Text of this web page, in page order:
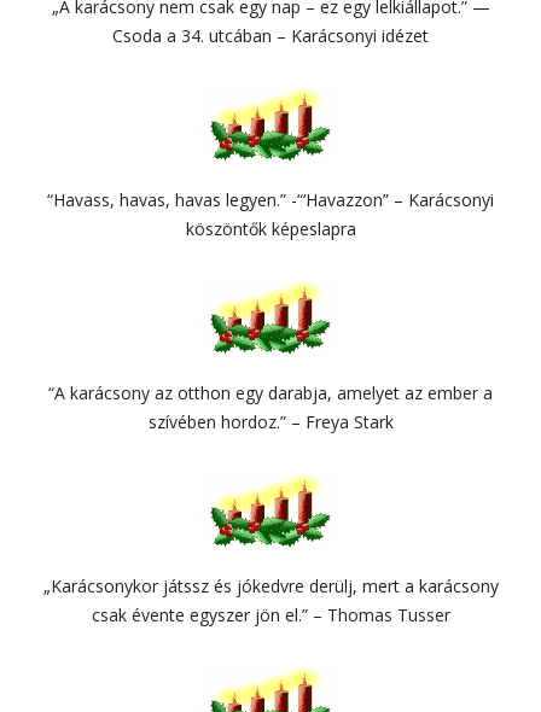
„A karácsony nem csak egy nap – ez egy lelkiállapot.” —
Csoda a 34. utcában – Karácsonyi idézet
“Havass, havas, havas legyen.” -“‘Havazzon” – Karácsonyi
köszöntők képeslapra
“A karácsony az otthon egy darabja, amelyet az ember a
szívében hordoz.” – Freya Stark
„Karácsonykor játssz és jókedvre derülj, mert a karácsony
csak évente egyszer jön el.” – Thomas Tusser